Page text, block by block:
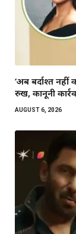
‘अब बर्दाश्त
रुख, कानूनी
AUGUST 6, 2026